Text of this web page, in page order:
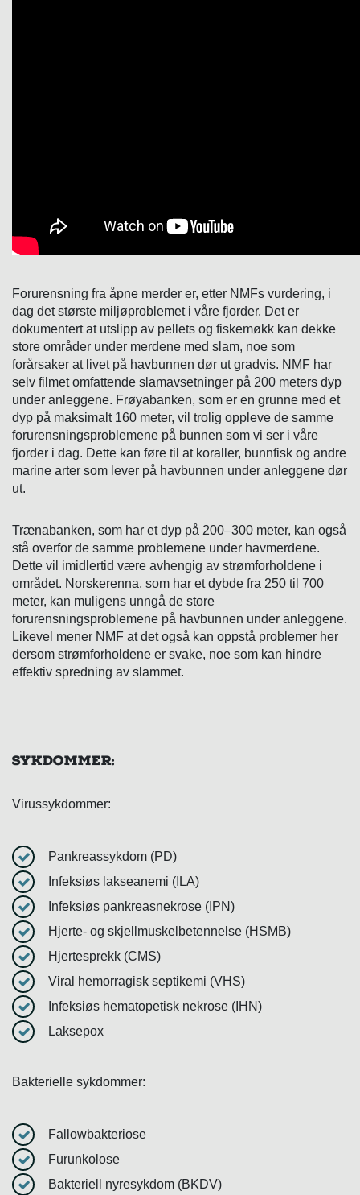
Forurensning fra åpne merder er, etter NMFs vurdering, i
dag det største miljøproblemet i våre fjorder. Det er
dokumentert at utslipp av pellets og fiskemøkk kan dekke
store områder under merdene med slam, noe som
forårsaker at livet på havbunnen dør ut gradvis. NMF har
selv filmet omfattende slamavsetninger på 200 meters dyp
under anleggene. Frøyabanken, som er en grunne med et
dyp på maksimalt 160 meter, vil trolig oppleve de samme
forurensningsproblemene på bunnen som vi ser i våre
fjorder i dag. Dette kan føre til at koraller, bunnfisk og andre
marine arter som lever på havbunnen under anleggene dør
ut.
Trænabanken, som har et dyp på 200–300 meter, kan også
stå overfor de samme problemene under havmerdene.
Dette vil imidlertid være avhengig av strømforholdene i
området. Norskerenna, som har et dybde fra 250 til 700
meter, kan muligens unngå de store
forurensningsproblemene på havbunnen under anleggene.
Likevel mener NMF at det også kan oppstå problemer her
dersom strømforholdene er svake, noe som kan hindre
effektiv spredning av slammet.
Sykdommer:
Virussykdommer:
Pankreassykdom (PD)
Infeksiøs lakseanemi (ILA)
Infeksiøs pankreasnekrose (IPN)
Hjerte- og skjellmuskelbetennelse (HSMB)
Hjertesprekk (CMS)
Viral hemorragisk septikemi (VHS)
Infeksiøs hematopetisk nekrose (IHN)
Laksepox
Bakterielle sykdommer:
Fallowbakteriose
Furunkolose
Bakteriell nyresykdom (BKDV)